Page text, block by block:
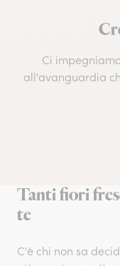
Ci
all'avanguardia
Tanti fiori
te
C'è chi non sa